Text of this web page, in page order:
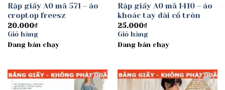
Rập giấy A0 mã 571 – áo
croptop freesz
20.000₫
Giỏ hàng
Đang bán chạy
Rập giấy A0 mã 1410 – áo
khoác tay dài cổ tròn
25.000₫
Giỏ hàng
Đang bán chạy